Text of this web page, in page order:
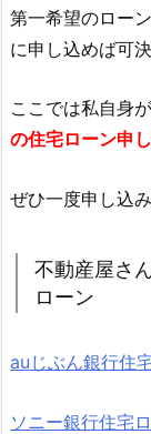
第一希望のロー
に申し込めば可
ここでは私自身
の住宅ローン申
ぜひ一度申し込
不動産屋さ
ローン
auじぶん銀行住
ソニー銀行住宅